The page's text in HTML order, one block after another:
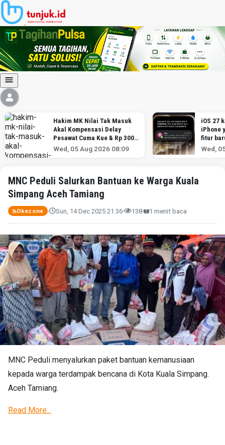
Hakim MK Nilai Tak Masuk
Akal Kompensasi Delay
Pesawat Cuma Kue & Rp 300
Ribu
Wed, 05 Aug 2026 08:09
iOS 27
iPhone
fitur
Wed,
MNC Peduli Salurkan Bantuan ke Warga Kuala
Simpang Aceh Tamiang
Okezone Sun, 14 Dec 2025 21:36 138 1 menit baca
MNC Peduli menyalurkan paket bantuan kemanusiaan
kepada warga terdampak bencana di Kota Kuala Simpang.
Aceh Tamiang.
Read More...